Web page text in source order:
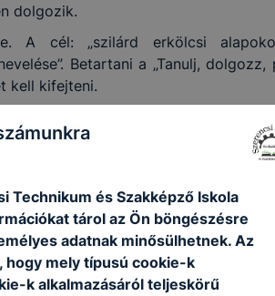
dolgozik.
A cél: „szilárd erkölcsi
Betartani a „Tanulj,
kell kifejteni.
új igazgató kerül az intézmény
megfelelően az 1972. évi
évek közepéig. A dokumentáció
járók száma, ez a szám
80-ban az elméleti oktatást 16 fő
Technikum és Szakképző Iskola
tárol az Ön böngészésre
adatnak minősülhetnek. Az
hogy mely típusú cookie-k
k alkalmazásáról teljeskörű